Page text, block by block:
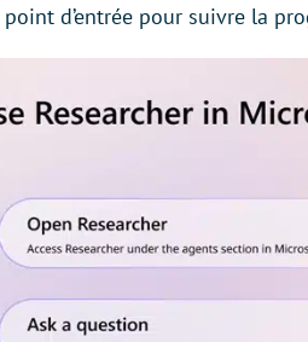
d’entrée pour suivre la